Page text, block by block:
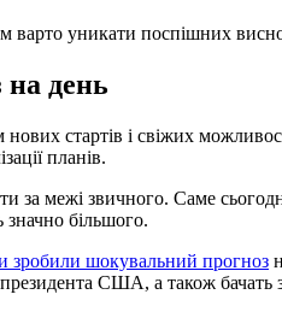
варто уникати поспішних
на день
стартів і свіжих
планів.
за межі звичного. Саме
більшого.
зробили шокувальний прогноз
США, а також бачать